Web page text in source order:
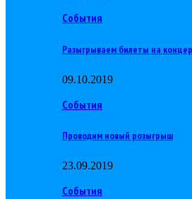
События
Разыгрываем билеты на
09.10.2019
События
Проводим новый розыгрыш
23.09.2019
События